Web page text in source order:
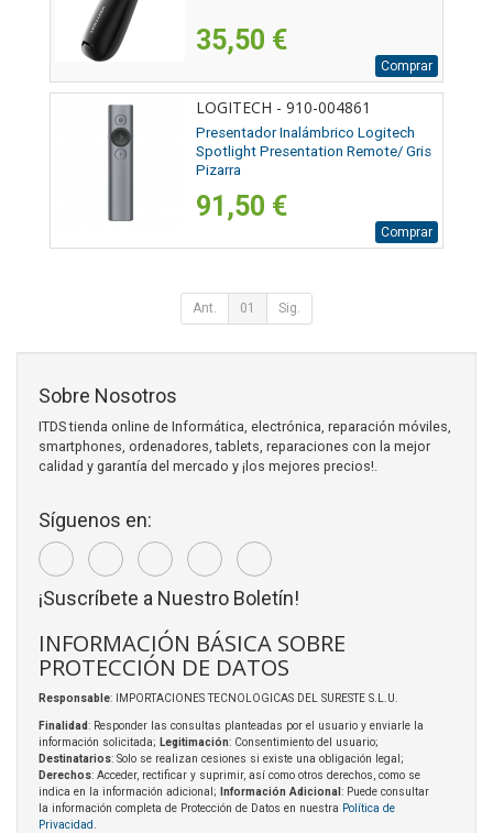
35,50 €
Comprar
LOGITECH - 910-004861
Presentador Inalámbrico Logitech
Spotlight Presentation Remote/ Gris
Pizarra
91,50 €
Comprar
Ant. 01 Sig.
Sobre Nosotros
ITDS tienda online de Informática, electrónica, reparación móviles,
smartphones, ordenadores, tablets, reparaciones con la mejor
calidad y garantía del mercado y ¡los mejores precios!.
Síguenos en:
¡Suscríbete a Nuestro Boletín!
INFORMACIÓN BÁSICA SOBRE
PROTECCIÓN DE DATOS
Responsable: IMPORTACIONES TECNOLOGICAS DEL SURESTE S.L.U.
Finalidad: Responder las consultas planteadas por el usuario y enviarle la
información solicitada; Legitimación: Consentimiento del usuario;
Destinatarios: Solo se realizan cesiones si existe una obligación legal;
Derechos: Acceder, rectificar y suprimir, así como otros derechos, como se
indica en la información adicional;
Información Adicional : Puede consultar
la información completa de Protección de Datos en nuestra Política de
Privacidad.